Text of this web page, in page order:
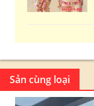
Sản cùng loại